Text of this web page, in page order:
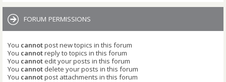
FORUM PERMISSIONS
You cannotpost new topics in this forum
You cannotreply to topics in this forum
You cannot edit your posts in this forum
You cannot delete your posts in this forum
You cannotpost attachments in this forum